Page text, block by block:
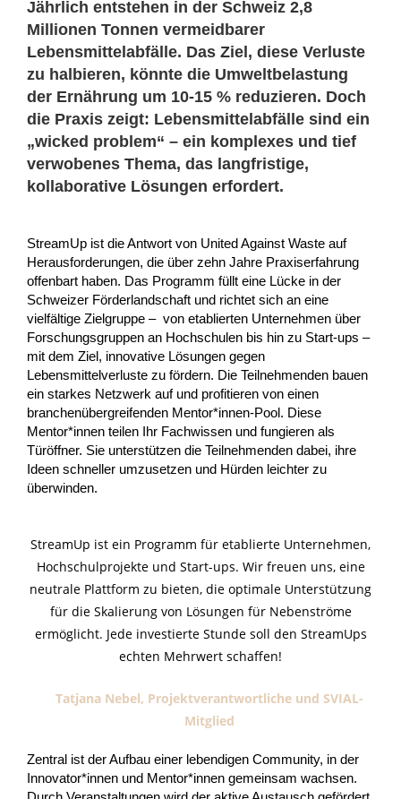
Jährlich entstehen in der Schweiz 2,8
Millionen Tonnen vermeidbarer
Lebensmittelabfälle. Das Ziel, diese Verluste
zu halbieren, könnte die Umweltbelastung
der Ernährung um 10-15 % reduzieren. Doch
die Praxis zeigt: Lebensmittelabfälle sind ein
„wicked problem“ – ein komplexes und tief
verwobenes Thema, das langfristige,
kollaborative Lösungen erfordert.
StreamUp ist die Antwort von United Against Waste auf
Herausforderungen, die über zehn Jahre Praxiserfahrung
offenbart haben. Das Programm füllt eine Lücke in der
Schweizer Förderlandschaft und richtet sich an eine
vielfältige Zielgruppe – von etablierten Unternehmen über
Forschungsgruppen an Hochschulen bis hin zu Start-ups –
mit dem Ziel, innovative Lösungen gegen
Lebensmittelverluste zu fördern. Die Teilnehmenden bauen
ein starkes Netzwerk auf und profitieren von einen
branchenübergreifenden Mentor*innen-Pool. Diese
Mentor*innen teilen Ihr Fachwissen und fungieren als
Türöffner. Sie unterstützen die Teilnehmenden dabei, ihre
Ideen schneller umzusetzen und Hürden leichter zu
überwinden.
StreamUp ist ein Programm für etablierte Unternehmen,
Hochschulprojekte und Start-ups. Wir freuen uns, eine
neutrale Plattform zu bieten, die optimale Unterstützung
für die Skalierung von Lösungen für Nebenströme
ermöglicht. Jede investierte Stunde soll den StreamUps
echten Mehrwert schaffen!
Tatjana Nebel, Projektverantwortliche und SVIAL-
Mitglied
Zentral ist der Aufbau einer lebendigen Community, in der
Innovator*innen und Mentor*innen gemeinsam wachsen.